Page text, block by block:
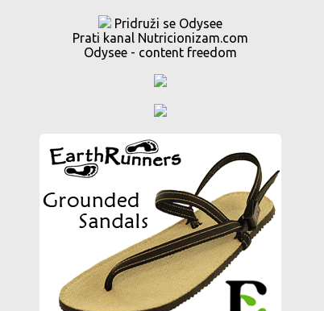
Pridruži se Odysee
Prati kanal Nutricionizam.com
Odysee - content freedom